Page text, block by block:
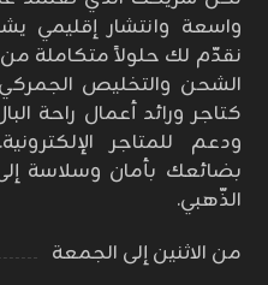
واسعة وانتشار إقليمي
نقدّم لك حلولاً متكاملة من
الشحن والتخليص
كتاجر ورائد أعمال راحة
ودعم للمتاجر
بضائعك بأمان وسلاسة
الذّهبي.
من الاثنين إلى الجمعة